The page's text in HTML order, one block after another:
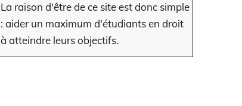
La raison d'être de ce site est donc simple
: aider un maximum d'étudiants en droit
à atteindre leurs objectifs.